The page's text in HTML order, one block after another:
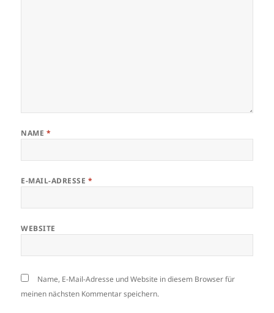
NAME *
E-MAIL-ADRESSE *
WEBSITE
Name, E-Mail-Adresse und Website in diesem Browser für
meinen nächsten Kommentar speichern.